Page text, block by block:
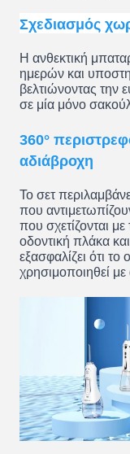
Σχεδιασμός
Η ανθεκτική
ημερών και
βελτιώνοντας την
σε μία μόνο
360°
αδιάβροχη
Το σετ
που
που σχετίζονται με
οδοντική πλάκα
εξασφαλίζει ότι
χρησιμοποιηθεί